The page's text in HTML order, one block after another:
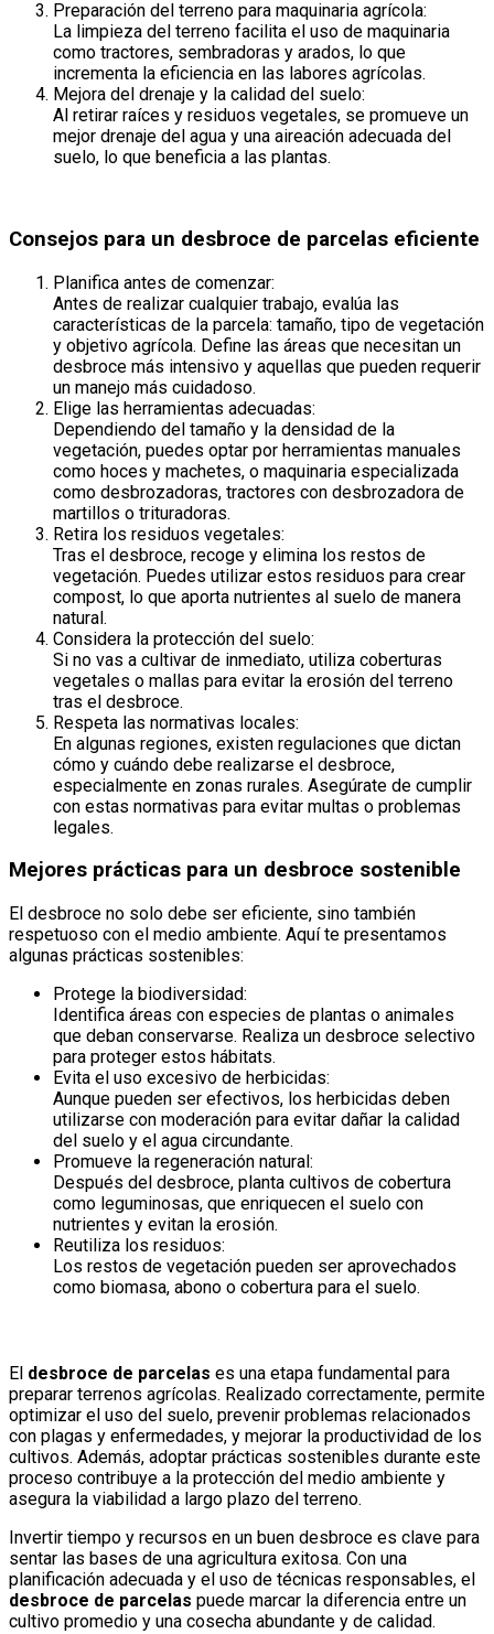
Preparación del terreno para maquinaria agrícola:
La limpieza del terreno facilita el uso de maquinaria
como tractores, sembradoras y arados, lo que
incrementa la eficiencia en las labores agrícolas.
Mejora del drenaje y la calidad del suelo:
Al retirar raíces y residuos vegetales, se promueve un
mejor drenaje del agua y una aireación adecuada del
suelo, lo que beneficia a las plantas.
Consejos para un desbroce de parcelas eficiente
Planifica antes de comenzar:
Antes de realizar cualquier trabajo, evalúa las
características de la parcela: tamaño, tipo de vegetación
y objetivo agrícola. Define las áreas que necesitan un
desbroce más intensivo y aquellas que pueden requerir
un manejo más cuidadoso.
Elige las herramientas adecuadas:
Dependiendo del tamaño y la densidad de la
vegetación, puedes optar por herramientas manuales
como hoces y machetes, o maquinaria especializada
como desbrozadoras, tractores con desbrozadora de
martillos o trituradoras.
Retira los residuos vegetales:
Tras el desbroce, recoge y elimina los restos de
vegetación. Puedes utilizar estos residuos para crear
compost, lo que aporta nutrientes al suelo de manera
natural.
Considera la protección del suelo:
Si no vas a cultivar de inmediato, utiliza coberturas
vegetales o mallas para evitar la erosión del terreno
tras el desbroce.
Respeta las normativas locales:
En algunas regiones, existen regulaciones que dictan
cómo y cuándo debe realizarse el desbroce,
especialmente en zonas rurales. Asegúrate de cumplir
con estas normativas para evitar multas o problemas
legales.
Mejores prácticas para un desbroce sostenible
El desbroce no solo debe ser eficiente, sino también
respetuoso con el medio ambiente. Aquí te presentamos
algunas prácticas sostenibles:
Protege la biodiversidad:
Identifica áreas con especies de plantas o animales
que deban conservarse. Realiza un desbroce selectivo
para proteger estos hábitats.
Evita el uso excesivo de herbicidas:
Aunque pueden ser efectivos, los herbicidas deben
utilizarse con moderación para evitar dañar la calidad
del suelo y el agua circundante.
Promueve la regeneración natural:
Después del desbroce, planta cultivos de cobertura
como leguminosas, que enriquecen el suelo con
nutrientes y evitan la erosión.
Reutiliza los residuos:
Los restos de vegetación pueden ser aprovechados
como biomasa, abono o cobertura para el suelo.
El desbroce de parcelas es una etapa fundamental para
preparar terrenos agrícolas. Realizado correctamente, permite
optimizar el uso del suelo, prevenir problemas relacionados
con plagas y enfermedades, y mejorar la productividad de los
cultivos. Además, adoptar prácticas sostenibles durante este
proceso contribuye a la protección del medio ambiente y
asegura la viabilidad a largo plazo del terreno.
Invertir tiempo y recursos en un buen desbroce es clave para
sentar las bases de una agricultura exitosa. Con una
planificación adecuada y el uso de técnicas responsables, el
desbroce de parcelas puede marcar la diferencia entre un
cultivo promedio y una cosecha abundante y de calidad.